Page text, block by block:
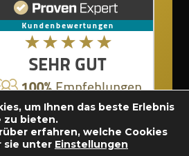
um Ihnen das beste Erlebnis
zu bieten.
erfahren, welche Cookies
sie unter Einstellungen